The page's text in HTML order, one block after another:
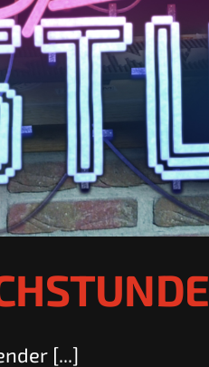
[...]